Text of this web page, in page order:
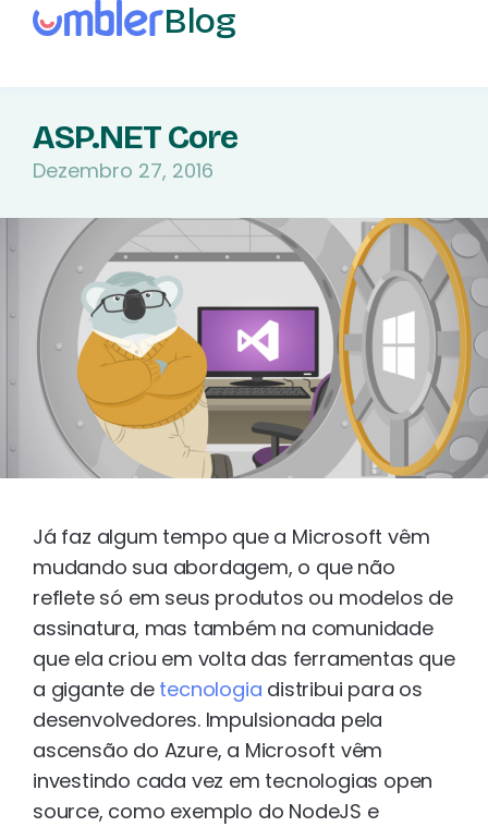
Blog
ASP.NET Core
Dezembro 27, 2016
Já faz algum tempo que a Microsoft vêm
mudando sua abordagem, o que não
reflete só em seus produtos ou modelos de
assinatura, mas também na comunidade
que ela criou em volta das ferramentas que
a gigante de tecnologia distribui para os
desenvolvedores. Impulsionada pela
ascensão do Azure, a Microsoft vêm
investindo cada vez em tecnologias open
source, como exemplo do NodeJS e